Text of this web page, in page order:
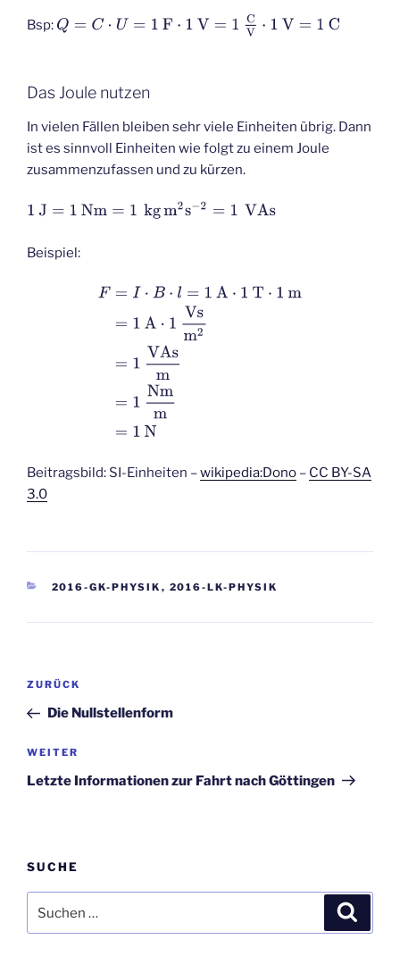
Bsp: Q= C⋅ U= 1 F⋅1 V= 1C V⋅ 1 V =1C
Das Joule nutzen
In vielen Fällen bleiben sehr viele Einheiten übrig. Dann
ist es sinnvoll Einheiten wie folgt zu einem Joule
zusammenzufassen und zu kürzen.
1 =1 Nm= 1kgm2s -2 =1VAs
Beispiel:
F= ⋅B l= 1 A⋅1T⋅ 1m = A⋅ 1 Vs m 2 =1 VA
Beitragsbild: SI-Einheiten –wikipedia:Dono – CC BY-SA
3.0
KATEGORIEN
2016-GK-PHYSIK , 2016-LK-PHYSIK
Beitragsnavigation
Vorheriger
Beitrag
ZURÜCK
Die Nullstellenform
Nächster
Beitrag
WEITER
Letzte Informationen zur Fahrt nach Göttingen
SUCHE
nach: